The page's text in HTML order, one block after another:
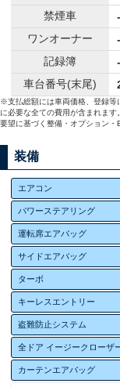
禁煙車
-
ワンオーナー
-
記録簿
-
車台番号(末尾)
※支払総額には車両価格、登録等
に必要な全ての費用が含まれま
要望に基づく整備・オプション・
装備
エアコン
パワーステアリング
運転席エアバッグ
サイドエアバッグ
ターボ
キーレスエントリー
盗難防止システム
全ドア イージークローザ
カーテンエアバッグ